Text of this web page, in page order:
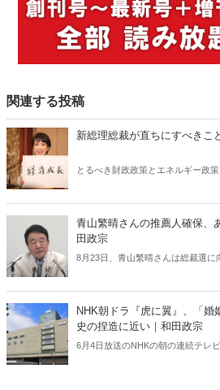
関連する投稿
新総理総裁が直ちにすべきこ
とるべき財政政策とエネルギー政
青山繁晴さんの推薦人確保、
田政宗
8月23日、青山繁晴さんは総裁選に
として青山さんを扱わなかった
繁晴チャンネル・ぼくらの国会」よ
NHK朝ドラ『虎に翼』、「婚
史の捏造に近い｜和田政宗
6月4日放送のNHKの朝の連続テレ